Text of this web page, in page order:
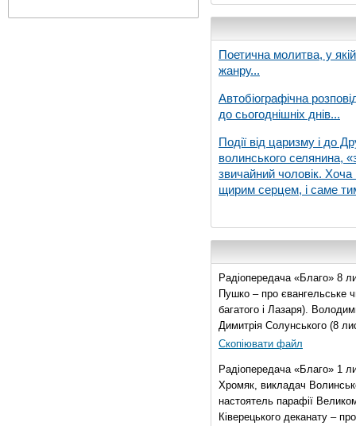
Поетична молитва, у
жанру...
Автобіографічна
до сьогоднішніх днів...
Події від царизму і до
волинського селянина,
звичайний чоловік. Хоча
щирим серцем, і саме
Радіопередача «Благо» 8
Пушко – про євангельське
багатого і Лазаря).
Димитрія Солунського (8
Скопіювати файл
Радіопередача «Благо» 1
Хромяк, викладач
настоятель парафії
Ківерецького деканату –